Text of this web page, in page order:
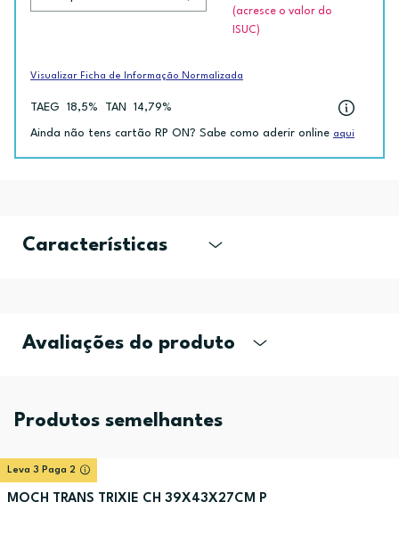
(acresce o valor do
ISUC)
Visualizar Ficha de Informação Normalizada
TAEG 18,5% TAN 14,79%
Ainda não tens cartão RP ON? Sabe como aderir online aqui
Características
Avaliações do produto
Produtos semelhantes
Leva 3 Paga 2
MOCH TRANS TRIXIE CH 39X43X27CM P